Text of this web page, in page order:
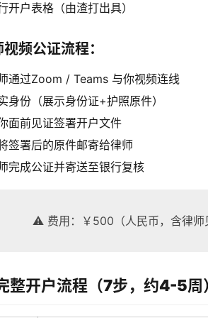
开户表格（由渣打出具）
频公证流程：
通过Zoom / Teams 与你视频连线
身份（展示身份证+护照原件）
面前见证签署开户文件
签署后的原件邮寄给律师
完成公证并寄送至银行复核
⚠️ 费用：￥500（人民币，含律师
整开户流程（7步，约4-5周